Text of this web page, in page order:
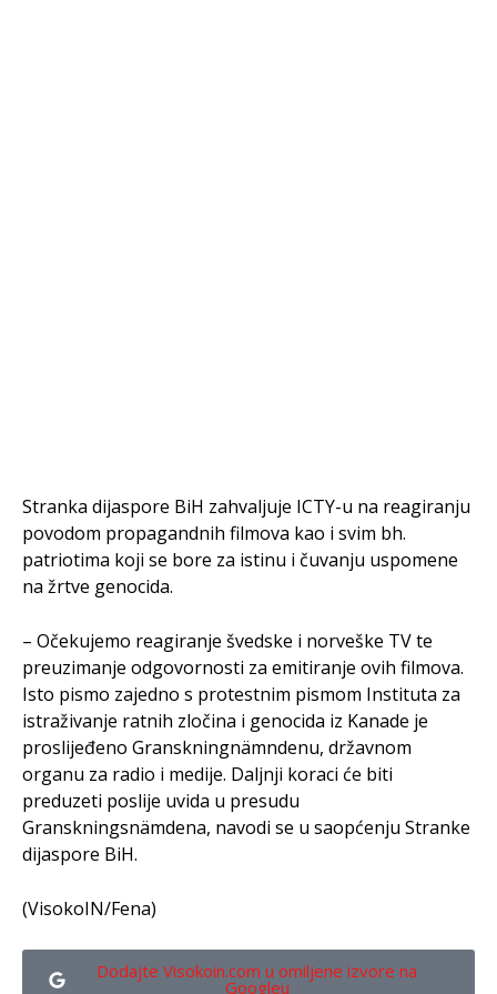
Stranka dijaspore BiH zahvaljuje ICTY-u na reagiranju
povodom propagandnih filmova kao i svim bh.
patriotima koji se bore za istinu i čuvanju uspomene
na žrtve genocida.
– Očekujemo reagiranje švedske i norveške TV te
preuzimanje odgovornosti za emitiranje ovih filmova.
Isto pismo zajedno s protestnim pismom Instituta za
istraživanje ratnih zločina i genocida iz Kanade je
proslijeđeno Granskningnämndenu, državnom
organu za radio i medije. Daljnji koraci će biti
preduzeti poslije uvida u presudu
Granskningsnämdena, navodi se u saopćenju Stranke
dijaspore BiH.
(VisokoIN/Fena)
Dodajte Visokoin.com u omiljene izvore na
Googleu